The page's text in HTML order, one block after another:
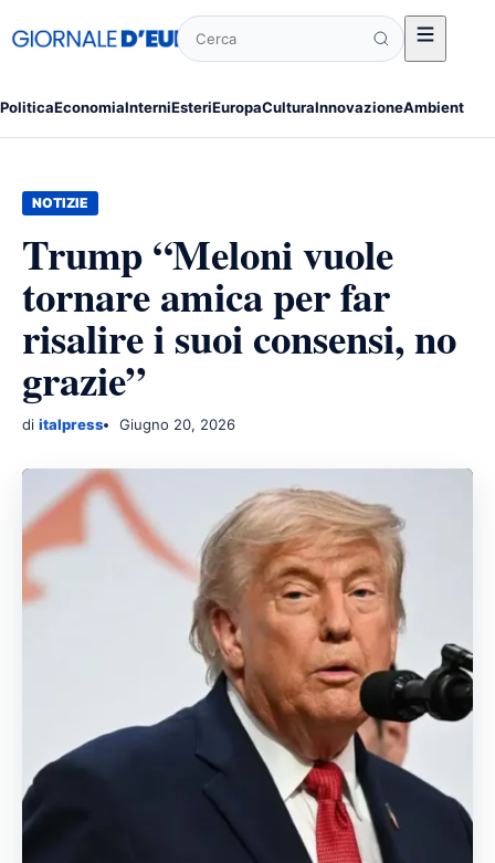
PoliticaEconomiaInterniEsteriEuropaCulturaInnovazioneAmbiente
Cerca
NOTIZIE
Trump “Meloni vuole
tornare amica per far
risalire i suoi consensi, no
grazie”
di italpress Giugno 20, 2026